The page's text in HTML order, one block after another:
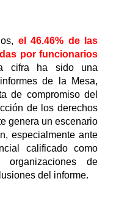
el 46.46% de las
por funcionarios
cifra ha sido una
de la Mesa,
de compromiso del
de los derechos
genera un escenario
especialmente ante
calificado como
organizaciones de
del informe.